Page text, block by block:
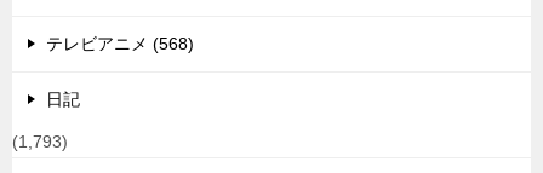
テレビアニメ (568)
日記
(1,793)